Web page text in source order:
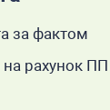
за фактом
на рахунок ПП